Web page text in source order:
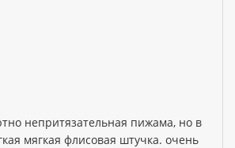
непритязательная пижама, но в
мягкая флисовая штучка. очень